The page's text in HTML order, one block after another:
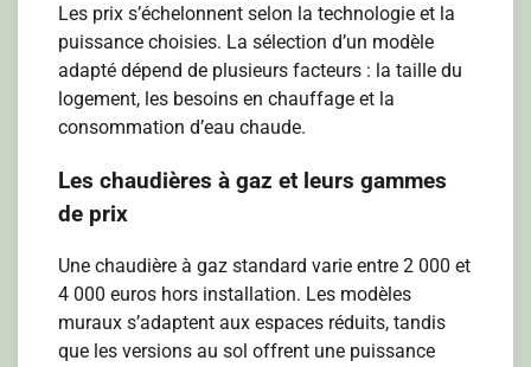
Les prix s’échelonnent selon la technologie et la
puissance choisies. La sélection d’un modèle
adapté dépend de plusieurs facteurs : la taille du
logement, les besoins en chauffage et la
consommation d’eau chaude.
Les chaudières à gaz et leurs gammes
de prix
Une chaudière à gaz standard varie entre 2 000 et
4 000 euros hors installation. Les modèles
muraux s’adaptent aux espaces réduits, tandis
que les versions au sol offrent une puissance